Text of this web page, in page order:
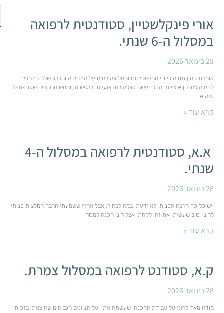
אורי פינקלשטיין, סטודנטית לרפואה
במסלול ה-6 שנתי.
28 בינואר 2026
אומרת המון תודה לרוני מהיפוקרטס וממליצה בחום על התמיכה והליווי שלה בתהליך
למידה למבחן אישיות. הכל נעשה אצלה במקצועיות וברגישות, וממש מרגישים שאכפת לה
ושהיא
קרא עוד »
א.א, סטודנטית לרפואה במסלול ה-4
שנתי.
28 בינואר 2026
יש כל כך הרבה הכנות ולא ידעתי במה לבחור, אבל אחרי ששמעתי הרבה המלצות פניתי
לרוני וטוב שעשיתי את זה. לקחתי אצל רוני הכנה למסר
קרא עוד »
ק.א, סטודנט לרפואה במסלול צמרת.
28 בינואר 2026
מודה מאד לרוני על עבודת ההכנה שעשתה אתי ועל הציונים הגבוהים שהוצאתי בזכות